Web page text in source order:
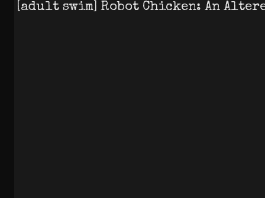
[adult swim] Robot Chicken: An